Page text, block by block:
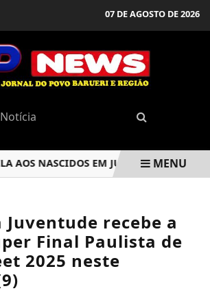
07 DE AGOSTO DE 2026
NASCIDOS EM JULHO E AGOSTO
MENU
Juventude recebe a
Final Paulista de
2025 neste